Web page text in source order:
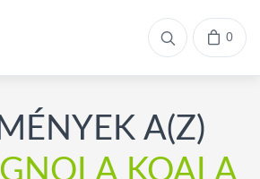
0
A(Z)
KOALA